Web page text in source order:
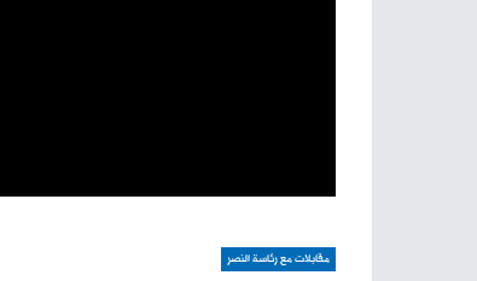
مقابلات مع رئاسة النصر